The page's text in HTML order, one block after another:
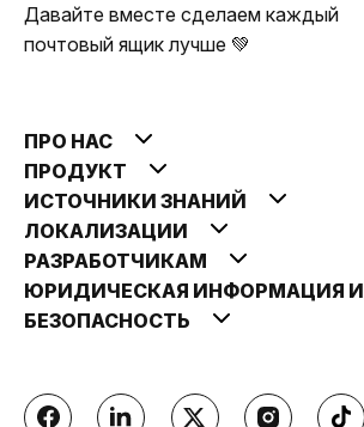
Давайте вместе сделаем каждый
почтовый ящик лучше 💚
ПРО НАС
ПРОДУКТ
ИСТОЧНИКИ ЗНАНИЙ
ЛОКАЛИЗАЦИИ
РАЗРАБОТЧИКАМ
ЮРИДИЧЕСКАЯ ИНФОРМАЦИЯ И
БЕЗОПАСНОСТЬ